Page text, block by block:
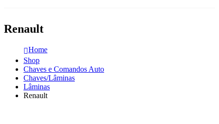
Renault
Home
Shop
Chaves e Comandos Auto
Chaves/Lâminas
Lâminas
Renault